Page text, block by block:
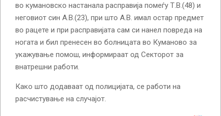
во кумановско настанала расправија помеѓу Т.В.(48) и
неговиот син А.В.(23), при што А.В. имал остар предмет
во рацете и при расправијата сам си нанел повреда на
ногата и бил пренесен во болницата во Куманово за
укажување помош, информираат од Секторот за
внатрешни работи.
Како што додаваат од полицијата, се работи на
расчистување на случајот.